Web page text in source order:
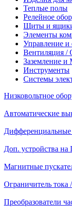
Теплые полы
Релейное
Щиты и
Элементы
Управление и
Вентиляция /
Заземление и
Инструменты
Системы
Низковольтное
Автоматические
Дифференциальные
Доп. устройства на
Магнитные
Ограничитель тока
Преобразователи